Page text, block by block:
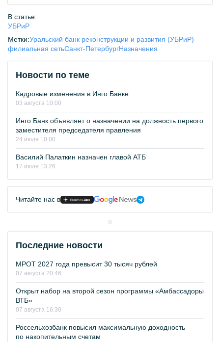
В статье:
УБРиР
Метки:Уральский банк реконструкции и развития (УБРиР)
филиальная сетьСанкт-ПетербургНазначения
Новости по теме
Кадровые изменения в Инго Банке
03 августа 10:00
Инго Банк объявляет о назначении на должность первого
заместителя председателя правления
24 июля 10:00
Василий Палаткин назначен главой АТБ
17 июля 13:26
Читайте нас в
Последние новости
МРОТ 2027 года превысит 30 тысяч рублей
07 августа 20:46
Открыт набор на второй сезон программы «Амбассадоры
ВТБ»
07 августа 16:30
Россельхозбанк повысил максимальную доходность
по накопительным счетам